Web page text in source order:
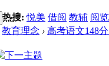
热搜:悦美 借阅 教辅 阅览
教育理念 › 高考语文148